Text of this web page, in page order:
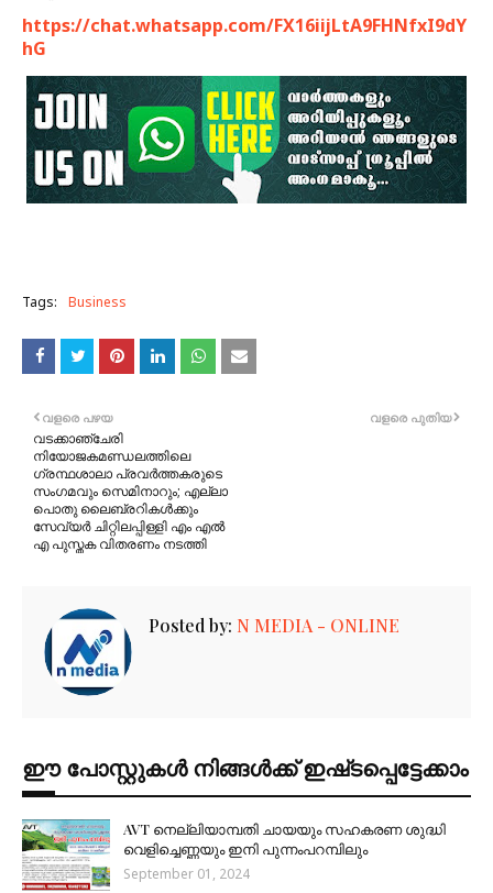
https://chat.whatsapp.com/FX16iijLtA9FHNfxI9dY
hG
Tags: Business
വളരെ പുതിയ
വളരെ പഴയ
വടക്കാഞ്ചേരി
നിയോജകമണ്ഡലത്തിലെ
ഗ്രന്ഥശാലാ പ്രവർത്തകരുടെ
സംഗമവും സെമിനാറും; എല്ലാ
പൊതു ലൈബ്രറികൾക്കും
സേവ്യർ ചിറ്റിലപ്പിള്ളി എം എൽ
എ പുസ്തക വിതരണം നടത്തി
Posted by: N MEDIA - ONLINE
ഈ പോസ്റ്റുകൾ നിങ്ങൾക്ക് ഇഷ്‌‌ടപ്പെട്ടേക്കാം
AVT നെല്ലിയാമ്പതി ചായയും സഹകരണ ശുദ്ധി
വെളിച്ചെണ്ണയും ഇനി പുന്നംപറമ്പിലും
September 01, 2024